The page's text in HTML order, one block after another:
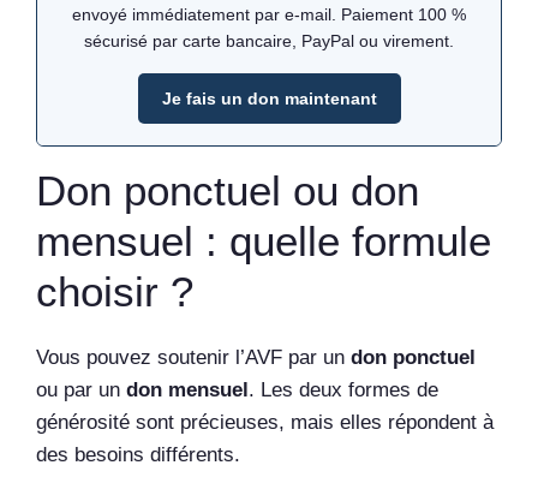
envoyé immédiatement par e-mail. Paiement 100 %
sécurisé par carte bancaire, PayPal ou virement.
Je fais un don maintenant
Don ponctuel ou don
mensuel : quelle formule
choisir ?
Vous pouvez soutenir l’AVF par un don ponctuel
ou par un don mensuel. Les deux formes de
générosité sont précieuses, mais elles répondent à
des besoins différents.